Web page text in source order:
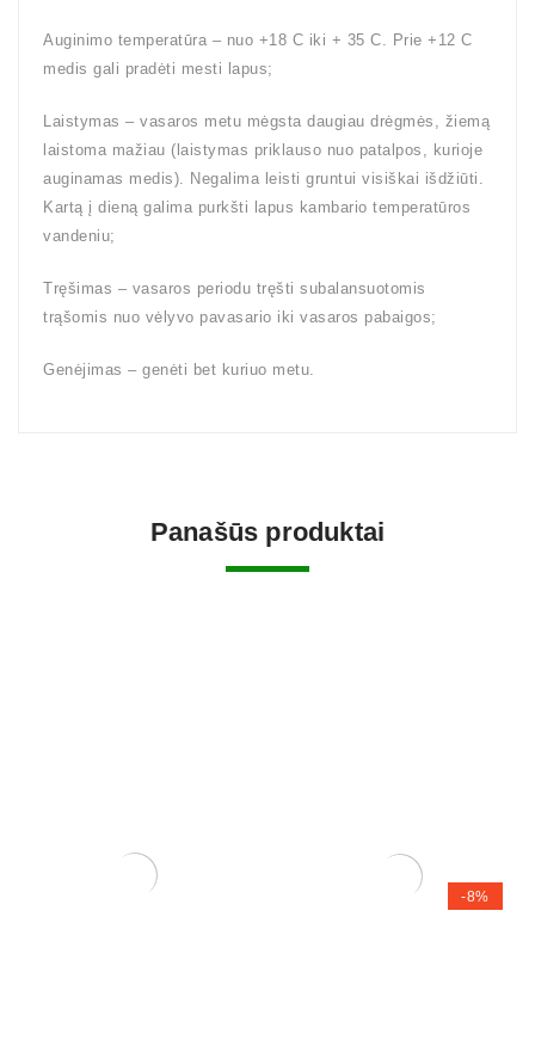
Auginimo temperatūra – nuo +18 C iki + 35 C. Prie +12 C
medis gali pradėti mesti lapus;
Laistymas – vasaros metu mėgsta daugiau drėgmės, žiemą
laistoma mažiau (laistymas priklauso nuo patalpos, kurioje
auginamas medis). Negalima leisti gruntui visiškai išdžiūti.
Kartą į dieną galima purkšti lapus kambario temperatūros
vandeniu;
Tręšimas – vasaros periodu tręšti subalansuotomis
trąšomis nuo vėlyvo pavasario iki vasaros pabaigos;
Genėjimas – genėti bet kuriuo metu.
Panašūs produktai
-8%